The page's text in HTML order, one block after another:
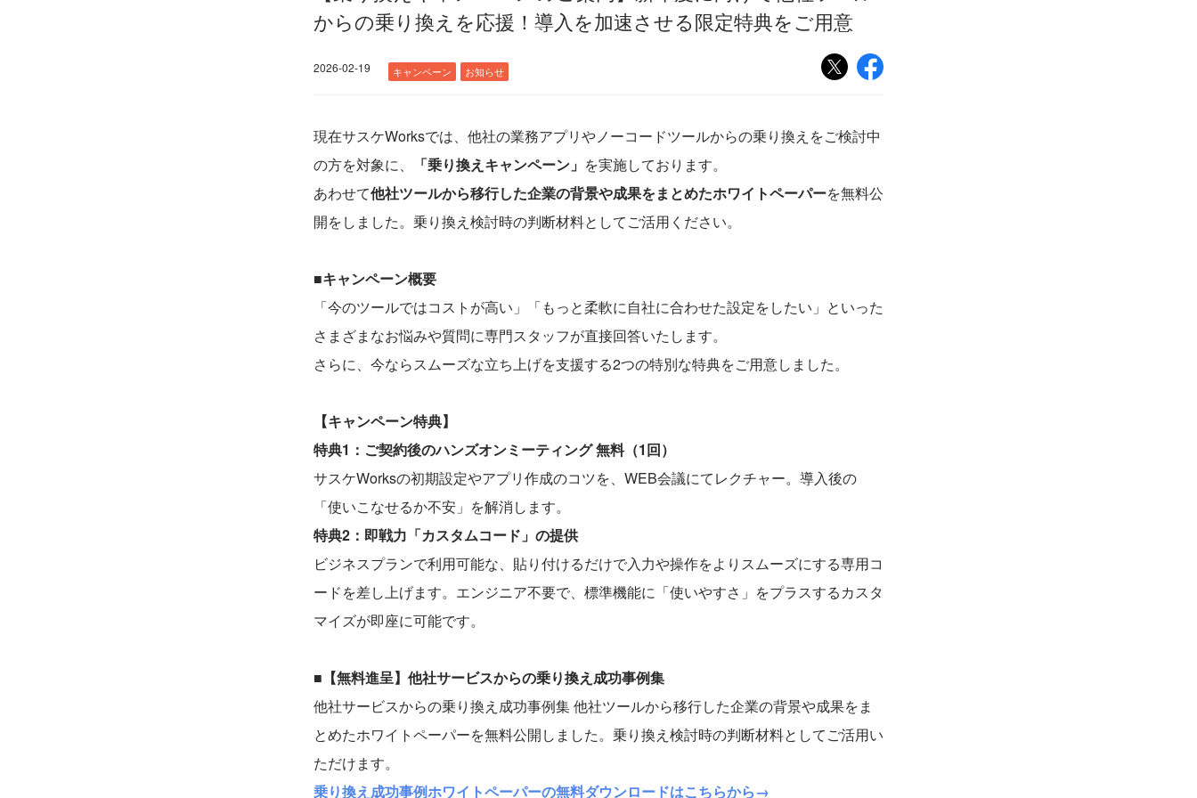
からの乗り換えを応援！導入を加速させる限定特典をご用意
2026-02-19 キャンペーン お知らせ
現在サスケWorksでは、他社の業務アプリやノーコードツールからの乗り換えをご検討中
の方を対象に、
「乗り換えキャンペーン」 を実施しております。
あわせて他社ツールから移行した企業の背景や成果をまとめたホワイトペーパーを無料公
開をしました。乗り換え検討時の判断材料としてご活用ください。
■キャンペーン概要
「今のツールではコストが高い」「もっと柔軟に自社に合わせた設定をしたい」といった
さまざまなお悩みや質問に専門スタッフが直接回答いたします。
さらに、今ならスムーズな立ち上げを支援する2つの特別な特典をご用意しました。
【キャンペーン特典】
特典1：ご契約後のハンズオンミーティング 無料（1回）
サスケWorksの初期設定やアプリ作成のコツを、WEB会議にてレクチャー。導入後の
「使いこなせるか不安」を解消します。
特典2：即戦力「カスタムコード」の提供
ビジネスプランで利用可能な、貼り付けるだけで入力や操作をよりスムーズにする専用コ
ードを差し上げます。エンジニア不要で、標準機能に「使いやすさ」をプラスするカスタ
マイズが即座に可能です。
■【無料進呈】他社サービスからの乗り換え成功事例集
他社サービスからの乗り換え成功事例集 他社ツールから移行した企業の背景や成果をま
とめたホワイトペーパーを無料公開しました。乗り換え検討時の判断材料としてご活用い
ただけます。
乗り換え成功事例ホワイトペーパーの無料ダウンロードはこちらから→